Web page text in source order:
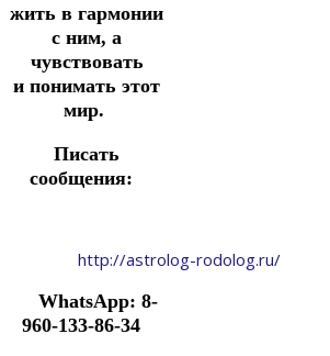
жить в гармонии
с ним, а
чувствовать
и понимать этот
мир.
Писать
сообщения:
http://astrolog-rodolog.ru/
WhatsApp: 8-
960-133-86-34